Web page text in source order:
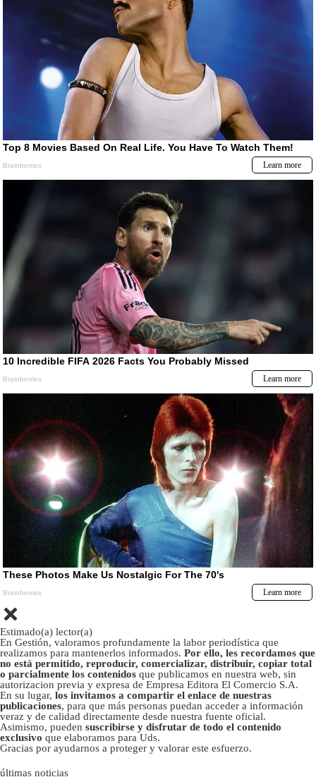
Estimado(a) lector(a)
En Gestión, valoramos profundamente la labor periodística que
realizamos para mantenerlos informados. Por ello, les recordamos que
no está permitido, reproducir, comercializar, distribuir, copiar total
o parcialmente los contenidos que publicamos en nuestra web, sin
autorizacion previa y expresa de Empresa Editora El Comercio S.A.
En su lugar, los invitamos a compartir el enlace de nuestras
publicaciones, para que más personas puedan acceder a información
veraz y de calidad directamente desde nuestra fuente oficial.
Asimismo, pueden suscribirse y disfrutar de todo el contenido
exclusivo que elaboramos para Uds.
Gracias por ayudarnos a proteger y valorar este esfuerzo.
últimas noticias